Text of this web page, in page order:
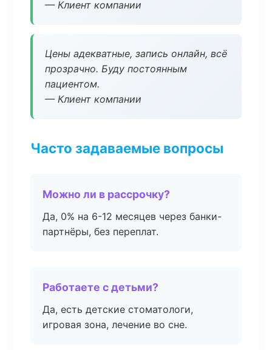
— Клиент компании
Цены адекватные, запись онлайн, всё
прозрачно. Буду постоянным
пациентом.
— Клиент компании
Часто задаваемые вопросы
Можно ли в рассрочку?
Да, 0% на 6-12 месяцев через банки-
партнёры, без переплат.
Работаете с детьми?
Да, есть детские стоматологи,
игровая зона, лечение во сне.